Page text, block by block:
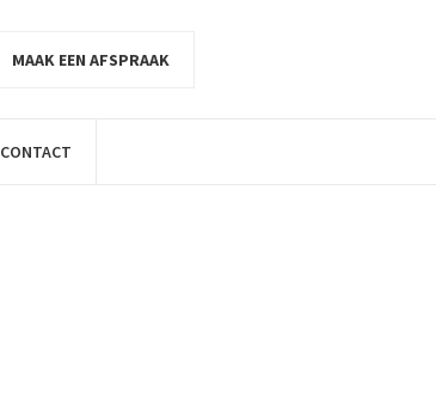
MAAK EEN AFSPRAAK
CONTACT